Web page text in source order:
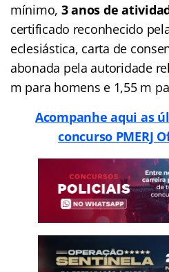
mínimo, 3 anos de
certificado reconhecido
eclesiástica, carta de
abonada pela autoridade
m para homens e 1,55 m
Acompanhe aqui as
concurso PMERJ